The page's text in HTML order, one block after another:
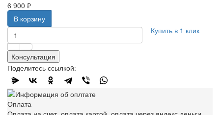
6 900 ₽
В корзину
Купить в 1 клик
Консультация
Поделитесь ссылкой:
Оплата